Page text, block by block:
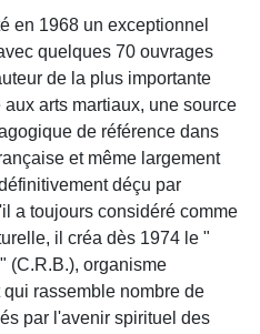
en 1968 un exceptionnel
quelques 70 ouvrages
de la plus importante
arts martiaux, une source
de référence dans
et même largement
déçu par
a toujours considéré comme
il créa dès 1974 le "
(C.R.B.), organisme
rassemble nombre de
par l'avenir spirituel des